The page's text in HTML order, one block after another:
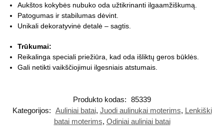
Aukštos kokybės nubuko oda užtikrinanti ilgaamžiškumą.
Patogumas ir stabilumas dėvint.
Unikali dekoratyvinė detalė – sagtis.
Trūkumai:
Reikalinga speciali priežiūra, kad oda išliktų geros būklės.
Gali netikti vaikščiojimui ilgesniais atstumais.
Produkto kodas: 85339
Kategorijos: Auliniai batai, Juodi aulinukai moterims, Lenkiški
batai moterims, Odiniai auliniai batai